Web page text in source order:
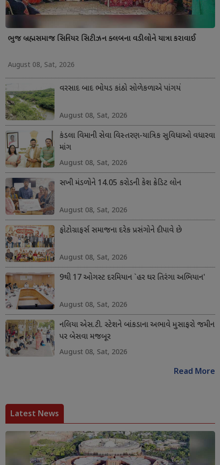
ભુજ બ્રહ્મસમાજ સિનિયર સિટીઝન ક્લબના વડીલોને યાત્રા કરાવાઈ
August 08, Sat, 2026
વરસાદ બાદ ભોયડ કાંઠો સોળેકળાએ પાંગર્યો
August 08, Sat, 2026
કંડલા વિમાની સેવા વિસ્તરણ-યાત્રિક સુવિધાઓ વધારવા
માંગ
August 08, Sat, 2026
સખી મંડળોને 14.05 કરોડની કેશ ક્રેડિટ લોન
August 08, Sat, 2026
ફોટોગ્રાફર્સ સમાજના દરેક પ્રસંગોને દીપાવે છે
August 08, Sat, 2026
9થી 17 ઓગસ્ટ દરમિયાન `હર ઘર તિરંગા અભિયાન'
August 08, Sat, 2026
નલિયા એસ.ટી. સ્ટેશને બાંકડાના અભાવે મુસાફરો જમીન
પર બેસવા મજબૂર
August 08, Sat, 2026
Read More
Latest News